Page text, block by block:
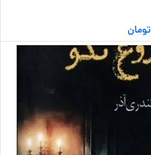
تومان